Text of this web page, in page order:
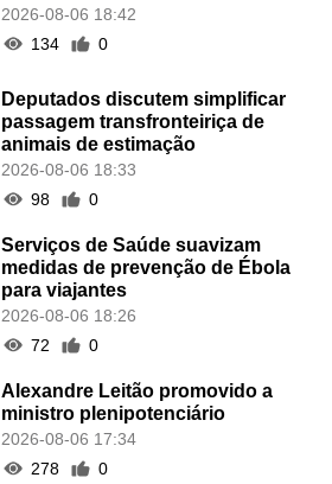
2026-08-06 18:42
134
0
Deputados discutem simplificar
passagem transfronteiriça de
animais de estimação
2026-08-06 18:33
98
0
Serviços de Saúde suavizam
medidas de prevenção de Ébola
para viajantes
2026-08-06 18:26
72
0
Alexandre Leitão promovido a
ministro plenipotenciário
2026-08-06 17:34
278
0